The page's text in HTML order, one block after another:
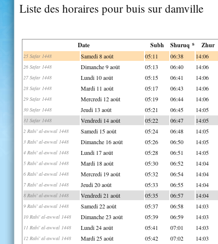
Liste des horaires pour buis sur damville
Date Subh Shuruq * Zhur
25 Safar 1448 Samedi 8 août 05:11 06:38 14:06
26 Safar 1448 Dimanche 9 août 05:13 06:40 14:06
27 Safar 1448 Lundi 10 août 05:15 06:41 14:06
28 Safar 1448 Mardi 11 août 05:17 06:43 14:06
29 Safar 1448 Mercredi 12 août 05:19 06:44 14:06
30 Safar 1448 Jeudi 13 août 05:21 06:45 14:05
31 Safar 1448 Vendredi 14 août 05:22 06:47 14:05
2 Rabi' al-awwal 1448 Samedi 15 août 05:24 06:48 14:05
3 Rabi' al-awwal 1448 Dimanche 16 août 05:26 06:50 14:05
4 Rabi' al-awwal 1448 Lundi 17 août 05:28 06:51 14:05
5 Rabi' al-awwal 1448 Mardi 18 août 05:30 06:52 14:04
6 Rabi' al-awwal 1448 Mercredi 19 août 05:32 06:54 14:04
7 Rabi' al-awwal 1448 Jeudi 20 août 05:33 06:55 14:04
8 Rabi' al-awwal 1448 Vendredi 21 août 05:35 06:57 14:04
9 Rabi' al-awwal 1448 Samedi 22 août 05:37 06:58 14:03
10 Rabi' al-awwal 1448 Dimanche 23 août 05:39 06:59 14:03
11 Rabi' al-awwal 1448 Lundi 24 août 05:41 07:01 14:03
12 Rabi' al-awwal 1448 Mardi 25 août 05:42 07:02 14:03